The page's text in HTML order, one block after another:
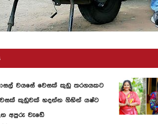
වයසේ වෙසක් කුඩු තරගයකට
කුඩුවක් හදන්න ගිහින් යෂ්ට
අපුරු වැඩේ